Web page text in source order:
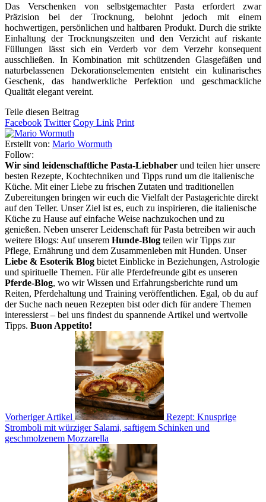
Das Verschenken von selbstgemachter Pasta erfordert zwar
Präzision bei der Trocknung, belohnt jedoch mit einem
hochwertigen, persönlichen und haltbaren Produkt. Durch die strikte
Einhaltung der Trocknungszeiten und den Verzicht auf riskante
Füllungen lässt sich ein Verderb vor dem Verzehr konsequent
ausschließen. In Kombination mit schützenden Glasgefäßen und
naturbelassenen Dekorationselementen entsteht ein kulinarisches
Geschenk, das handwerkliche Perfektion und geschmackliche
Qualität elegant vereint.
Teile diesen Beitrag
Facebook Twitter Copy Link Print
Erstellt von: Mario Wormuth
Follow:
Wir sind leidenschaftliche Pasta-Liebhaber und teilen hier unsere
besten Rezepte, Kochtechniken und Tipps rund um die italienische
Küche. Mit einer Liebe zu frischen Zutaten und traditionellen
Zubereitungen bringen wir euch die Vielfalt der Pastagerichte direkt
auf den Teller. Unser Ziel ist es, euch zu inspirieren, die italienische
Küche zu Hause auf einfache Weise nachzukochen und zu
genießen. Neben unserer Leidenschaft für Pasta betreiben wir auch
weitere Blogs: Auf unserem Hunde-Blog teilen wir Tipps zur
Pflege, Ernährung und dem Zusammenleben mit Hunden. Unser
Liebe & Esoterik Blog bietet Einblicke in Beziehungen, Astrologie
und spirituelle Themen. Für alle Pferdefreunde gibt es unseren
Pferde-Blog, wo wir Wissen und Erfahrungsberichte rund um
Reiten, Pferdehaltung und Training veröffentlichen. Egal, ob du auf
der Suche nach neuen Rezepten bist oder dich für andere Themen
interessierst – bei uns findest du spannende Artikel und wertvolle
Tipps. Buon Appetito!
Vorheriger Artikel
Rezept: Knusprige
Stromboli mit würziger Salami, saftigem Schinken und
geschmolzenem Mozzarella